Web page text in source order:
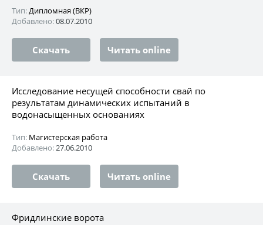
Тип:Дипломная (ВКР)
Добавлено:08.07.2010
Скачать Читать online
Исследование несущей способности свай по
результатам динамических испытаний в
водонасыщенных основаниях
Тип: Магистерская работа
Добавлено:27.06.2010
Скачать Читать online
Фридлинские ворота